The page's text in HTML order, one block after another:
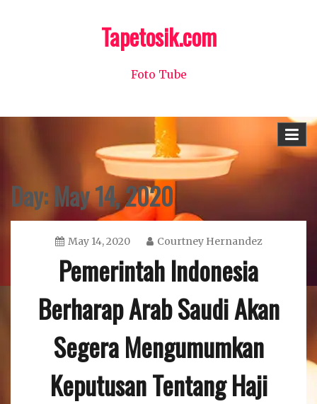
Tapetosik.com
Foto Tube
Day:May 14, 2020
May 14, 2020 Courtney Hernandez
Pemerintah Indonesia
Berharap Arab Saudi Akan
Segera Mengumumkan
Keputusan Tentang Haji